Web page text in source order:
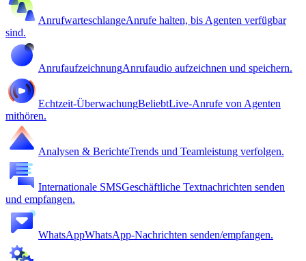
AnrufwarteschlangeAnrufe halten, bis Agenten verfügbar
sind.
AnrufaufzeichnungAnrufaudio aufzeichnen und speichern.
Echtzeit-ÜberwachungBeliebtLive-Anrufe von Agenten
mithören.
Analysen & BerichteTrends und Teamleistung verfolgen.
Internationale SMSGeschäftliche Textnachrichten senden
und empfangen.
WhatsAppWhatsApp-Nachrichten senden/empfangen.